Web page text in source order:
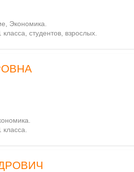
Экономика.
студентов, взрослых.